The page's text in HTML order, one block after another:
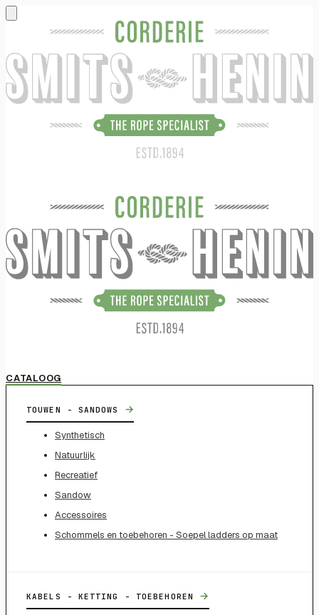
CATALOOG
TOUWEN - SANDOWS →
Synthetisch
Natuurlijk
Recreatief
Sandow
Accessoires
Schommels en toebehoren - Soepel ladders op maat
KABELS - KETTING - TOEBEHOREN →